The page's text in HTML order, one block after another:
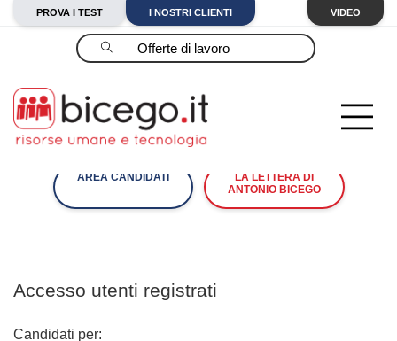
PROVA I TEST I NOSTRI CLIENTI VIDEO
Cerca
AREA CANDIDATI
LA LETTERA DI
ANTONIO BICEGO
Accesso utenti registrati
Candidati per: